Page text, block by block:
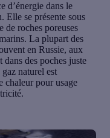
d’énergie dans le
Elle se présente sous
de roches poreuses
La plupart des
en Russie, aux
des poches juste
naturel est
chaleur pour usage